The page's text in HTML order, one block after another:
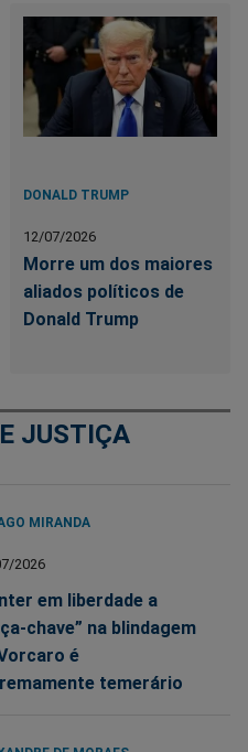
DONALD TRUMP
12/07/2026
Morre um dos maiores
aliados políticos de
Donald Trump
JUSTIÇA
MIRANDA
2026
em liberdade a
chave” na blindagem
é
temerário